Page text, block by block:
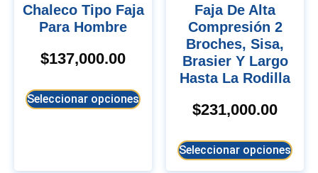
Chaleco Tipo Faja
Para Hombre
$137,000.00
Seleccionar opciones
Faja De Alta
Compresión 2
Broches, Sisa,
Brasier Y Largo
Hasta La Rodilla
$231,000.00
Seleccionar opciones